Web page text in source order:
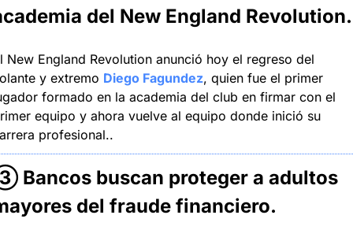
del New England Revolution.
New England Revolution anunció hoy el regreso del
y extremo Diego Fagundez, quien fue el primer
formado en la academia del club en firmar con el
equipo y ahora vuelve al equipo donde inició su
profesional..
Bancos buscan proteger a adultos
del fraude financiero.